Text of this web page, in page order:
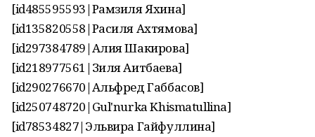
[id485595593|Рамзиля Яхина]
[id135820558|Расиля Ахтямова]
[id297384789|Алия Шакирова]
[id218977561|Зиля Аитбаева]
[id290276670|Альфред Габбасов]
[id250748720|Gul'nurka Khismatullina]
[id78534827|Эльвира Гайфуллина]